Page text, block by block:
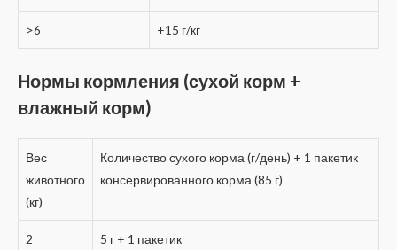
>6 +15 г/кг
Нормы кормления (сухой корм +
влажный корм)
Вес
животного
(кг)
Количество сухого корма (г/день) + 1 пакетик
консервированного корма (85 г)
2 5 г + 1 пакетик